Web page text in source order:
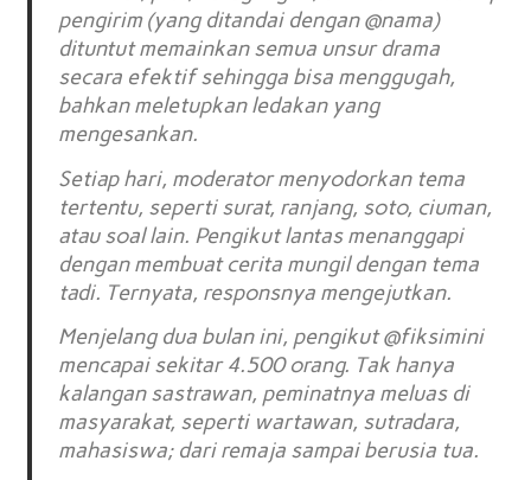
pengirim (yang ditandai dengan @nama)
dituntut memainkan semua unsur drama
secara efektif sehingga bisa menggugah,
bahkan meletupkan ledakan yang
mengesankan.
Setiap hari, moderator menyodorkan tema
tertentu, seperti surat, ranjang, soto, ciuman,
atau soal lain. Pengikut lantas menanggapi
dengan membuat cerita mungil dengan tema
tadi. Ternyata, responsnya mengejutkan.
Menjelang dua bulan ini, pengikut @fiksimini
mencapai sekitar 4.500 orang. Tak hanya
kalangan sastrawan, peminatnya meluas di
masyarakat, seperti wartawan, sutradara,
mahasiswa; dari remaja sampai berusia tua.